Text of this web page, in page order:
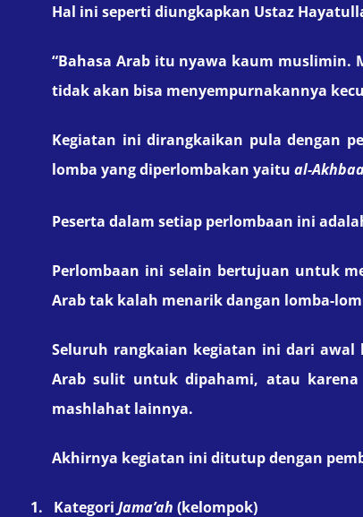
Hal ini seperti diungkapkan Ustaz
“Bahasa Arab itu nyawa kaum
tidak akan bisa menyempurnakannya
Kegiatan ini dirangkaikan pula dengan
lomba yang diperlombakan yaitu al-
Peserta dalam setiap perlombaan ini
Perlombaan ini selain bertujuan untuk
Arabtak kalah menarik dangan lomba-
Seluruh rangkaian kegiatan ini dari awal
Arab sulit untuk dipahami, atau
mashlahat lainnya.
Akhirnya kegiatan ini ditutup dengan
1. Kategori Jama’ah (kelompok)